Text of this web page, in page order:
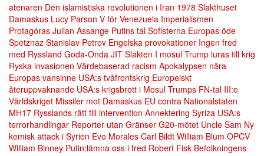
atenaren Den islamistiska revolutionen i Iran 1978 Slakthuset
Damaskus Lucy Parson V för Venezuela Imperialismen
Protagóras Julian Assange Putins tal Sofisterna Europas öde
Spetznaz Stanislav Petrov Engelska provokationer Ingen fred
med Ryssland Goda-Onda JIT Slakten I mosul Trump luras till krig
Ryska invasionen Värdebaserad racism Apokalypsen nära
Europas vansinne USA:s tvåfrontskrig Europeiskt
återuppvaknande USA:s krigsbrott i Mosul Trumps FN-tal III:e
Världskriget Missiler mot Damaskus EU contra Nationalstaten
MH17 Rysslands rätt till intervention Annektering Syriza USA:s
terrorhandlingar Reporter utan Gränser G20-mötet Uncle Sam Ny
kemisk attack i Syrien Evo Morales Carl Bildt William Blum OPCV
William Binney Putin:lämna oss i fred Robert Fisk Befolkningens